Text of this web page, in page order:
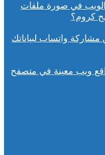
في صورة ملفات
مشاركة واتساب لبياناتك
ويب معينة في متصفح